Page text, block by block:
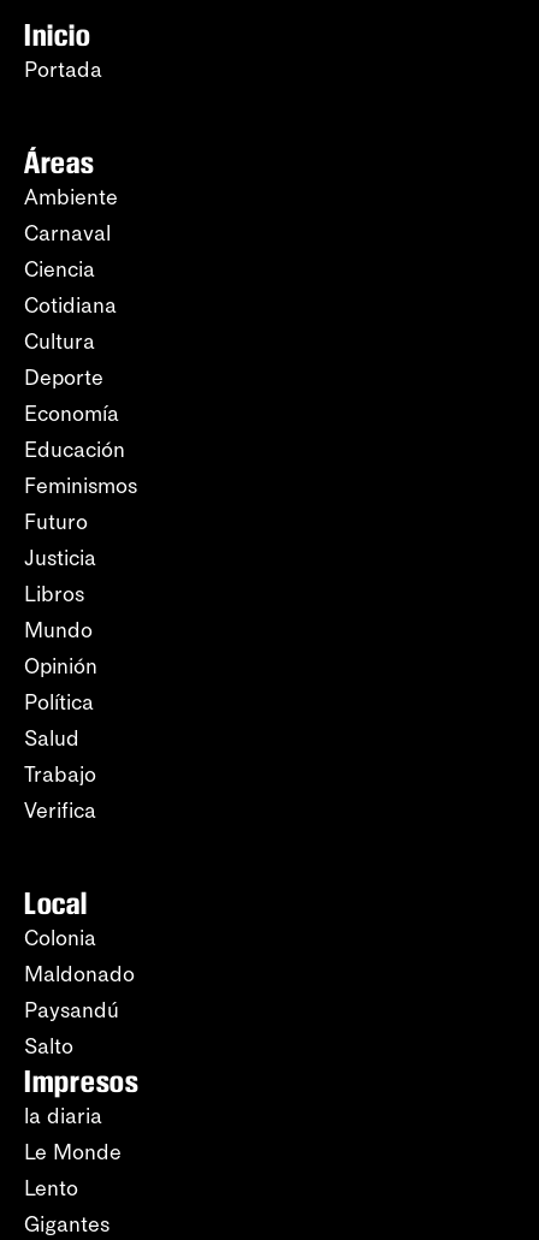
Inicio
Portada
Áreas
Ambiente
Carnaval
Ciencia
Cotidiana
Cultura
Deporte
Economía
Educación
Feminismos
Futuro
Justicia
Libros
Mundo
Opinión
Política
Salud
Trabajo
Verifica
Local
Colonia
Maldonado
Paysandú
Salto
Impresos
la diaria
Le Monde
Lento
Gigantes